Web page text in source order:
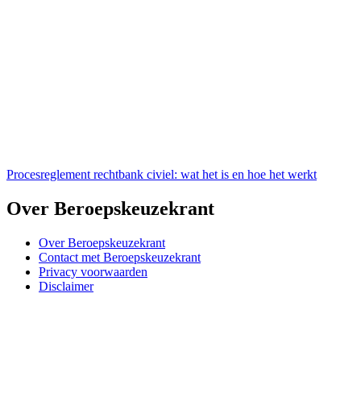
Procesreglement rechtbank civiel: wat het is en hoe het werkt
Over Beroepskeuzekrant
Over Beroepskeuzekrant
Contact met Beroepskeuzekrant
Privacy voorwaarden
Disclaimer